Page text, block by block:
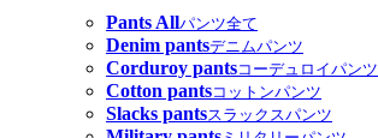
Pants Allパンツ全て
Denim pantsデニムパンツ
Corduroy pantsコーデュロイパンツ
Cotton pantsコットンパンツ
Slacks pantsスラックスパンツ